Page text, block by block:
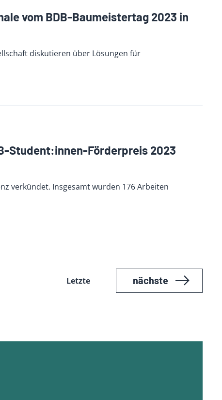
vom BDB-Baumeistertag 2023 in
diskutieren über Lösungen für
Student:innen-Förderpreis 2023
verkündet. Insgesamt wurden 176 Arbeiten
nächste
Letzte